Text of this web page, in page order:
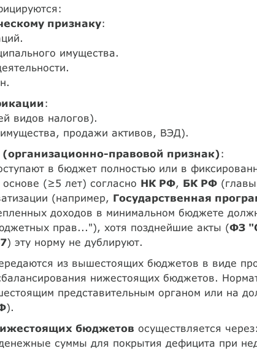
признаку:
имущества.
:
видов налогов).
продажи активов, ВЭД).
правовой признак):
в бюджет полностью или в
(≥5 лет) согласно НК РФ, БК РФ(главы
(например, Государственная
доходов в минимальном бюджете
прав..."), хотя позднейшие акты (ФЗ
) эту норму не дублируют.
из вышестоящих бюджетов в виде
нижестоящих бюджетов.
представительным органом или на
).
бюджетов осуществляется через:
суммы для покрытия дефицита при